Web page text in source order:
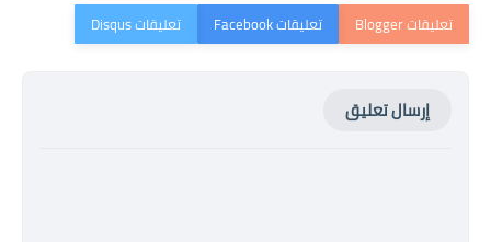
إرسال تعليق